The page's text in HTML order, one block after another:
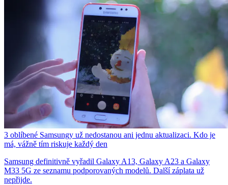
3 oblíbené Samsungy už nedostanou ani jednu aktualizaci. Kdo je
má, vážně tím riskuje každý den
Samsung definitivně vyřadil Galaxy A13, Galaxy A23 a Galaxy
M33 5G ze seznamu podporovaných modelů. Další záplata už
nepřijde.